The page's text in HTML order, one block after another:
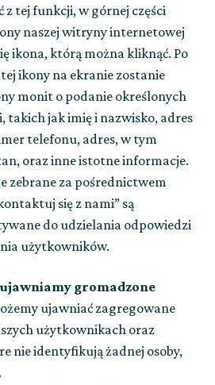
z tej funkcji, w górnej części
naszej witryny internetowej
ikona, którą można kliknąć. Po
ikony na ekranie zostanie
monit o podanie określonych
takich jak imię i nazwisko, adres
telefonu, adres, w tym
oraz inne istotne informacje.
zebrane za pośrednictwem
się z nami” są
do udzielania odpowiedzi
użytkowników.
gromadzone
ujawniać zagregowane
użytkownikach oraz
nie identyfikują żadnej osoby,